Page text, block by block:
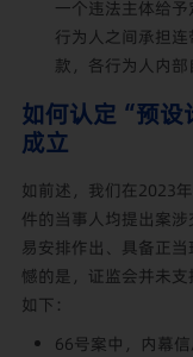
一个违法主体给
行为人之间承担
款，各行为人内部
如何认定“预设
成立
如前述，我们在2023
件的当事人均提出案
易安排作出、具备正
憾的是，证监会并未
如下：
66号案中，内幕